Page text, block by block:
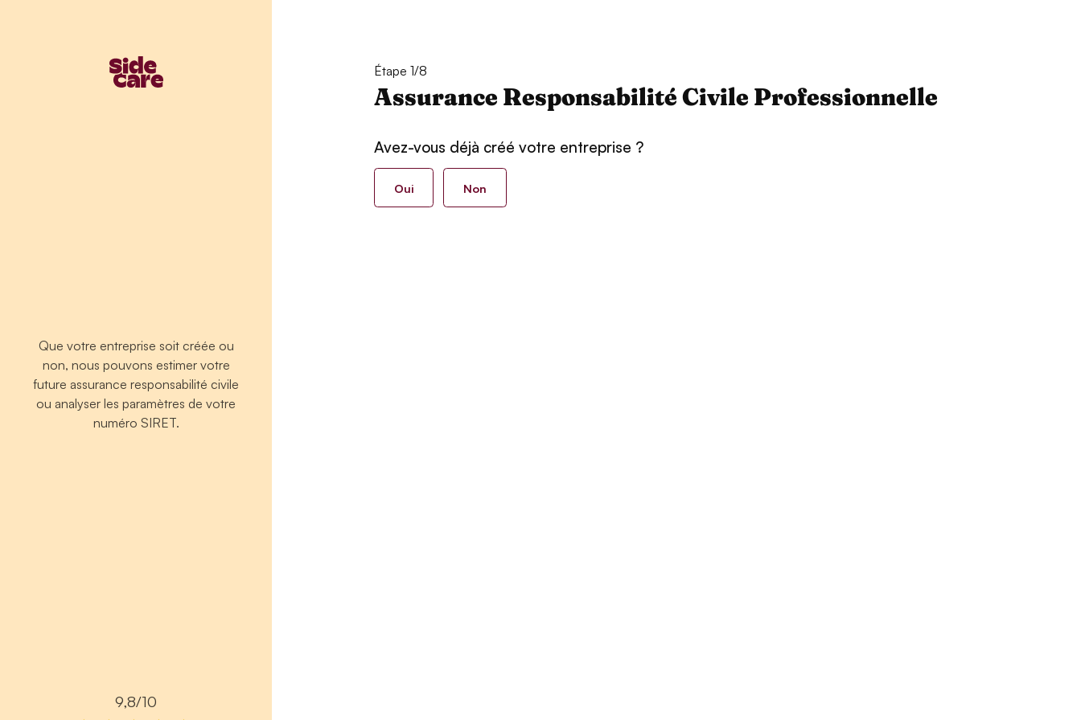
Que votre entreprise soit créée ou
non, nous pouvons estimer votre
future assurance responsabilité civile
ou analyser les paramètres de votre
numéro SIRET.
9,8/10
Étape 1/8
Assurance Responsabilité Civile Professionnelle
Avez-vous déjà créé votre entreprise ?
Oui Non